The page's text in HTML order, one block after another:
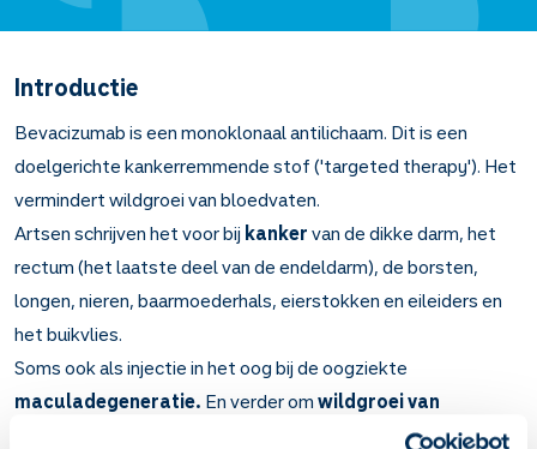
Introductie
Bevacizumab is een monoklonaal antilichaam. Dit is een
doelgerichte kankerremmende stof ('targeted therapy'). Het
vermindert wildgroei van bloedvaten.
Artsen schrijven het voor bij kankervan de dikke darm, het
rectum (het laatste deel van de endeldarm), de borsten,
longen, nieren, baarmoederhals, eierstokken en eileiders en
het buikvlies.
Soms ook als injectie in het oog bij de oogziekte
maculadegeneratie. En verder omwildgroei van
('neovascularisatie') te